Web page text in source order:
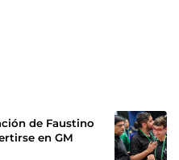
de Faustino
en GM